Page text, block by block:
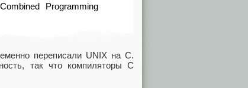
Programming
переписали UNIX на C.
так что компиляторы C